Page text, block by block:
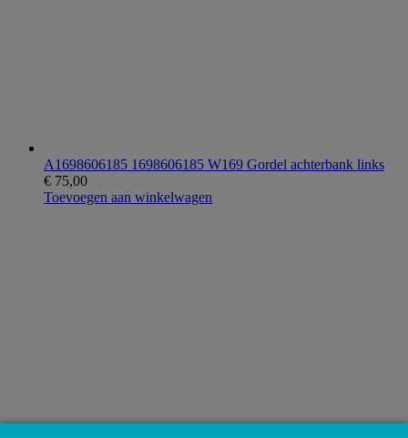
A1698606185 1698606185 W169 Gordel achterbank links
€ 75,00
Toevoegen aan winkelwagen